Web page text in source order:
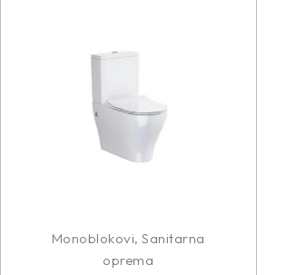
Monoblokovi,Sanitarna
oprema